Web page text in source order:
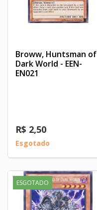
Broww, Huntsman of
Dark World - EEN-
EN021
R$ 2,50
Esgotado
ESGOTADO